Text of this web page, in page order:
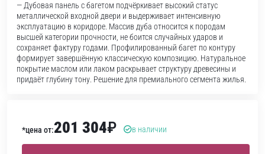
— Дубовая панель с багетом подчёркивает высокий статус
металлической входной двери и выдерживает интенсивную
эксплуатацию в коридоре. Массив дуба относится к породам
высшей категории прочности, не боится случайных ударов и
сохраняет фактуру годами. Профилированный багет по контуру
формирует завершённую классическую композицию. Натуральное
покрытие маслом или лаком раскрывает структуру древесины и
придаёт глубину тону. Решение для премиального сегмента жилья.
*цена от:201 304₽ в наличии